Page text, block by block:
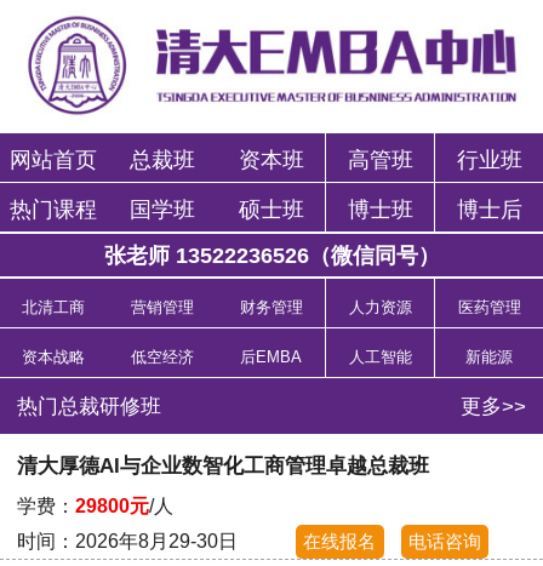
网站首页 总裁班 资本班 高管班 行业班
热门课程 国学班 硕士班 博士班 博士后
张老师 13522236526（微信同号）
北清工商 营销管理 财务管理 人力资源 医药管理
资本战略 低空经济 后EMBA 人工智能 新能源
热门总裁研修班 更多>>
清大厚德AI与企业数智化工商管理卓越总裁班
学费：29800元/人
时间：2026年8月29-30日
在线报名 电话咨询